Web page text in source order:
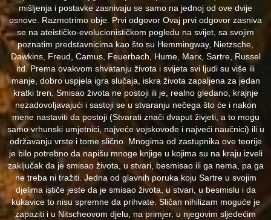
mišljenja i postavke zasnivaju se samo na jednoj od ove dvije
osnove. Razmotrimo obje. Prvi odgovor Ovaj prvi odgovor zasniva
se na ateističko-evolucionističkom pogledu na svijet, sa svojim
poznatim predstavnicima kao što su Hemmingway, Nietzsche,
Dawkins, Freud, Camus, Feuerbach, Hume, Marx, Sartre, Russel
itd. Prema ovakvom shvatanju života i svijeta svi ljudi su više ili
manje, dobro uspjela igra slučaja, iskra života zapaljena za jedan
kratki tren. Smisao života ne postoji ili je, realno gledano, krajnje
nezadovoljavajući i sastoji se u stvaranju nečega što će i nakon
mene nastaviti da postoji (Stvarati znači dvaput živjeti, a to mogu
samo vrhunski umjetnici, najveće vojskovođe i najveći naučnici) ili u
održavanju vrste i tome slično. Mnogima od zastupnika ove teorije
je bilo potrebno da napišu mnoge knjige u kojima su na kraju izveli
zaključak da je smisao života, u stvari, besmisao ili ga nema, pa ga
ne treba ni tražiti. Jedna od glavnih poruka koju Sartre u svojim
djelima ističe jeste da je smisao života, u stvari, u besmislu i da
kukavice to nisu spremne da prihvate. Sličan nihilizam moguće je
zapaziti i u Nitscheovom djelu, na primjer, u njegovim sljedećim